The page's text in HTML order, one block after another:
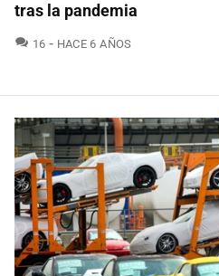
tras la pandemia
16 COMENTARIOS
HACE 6 AÑOS